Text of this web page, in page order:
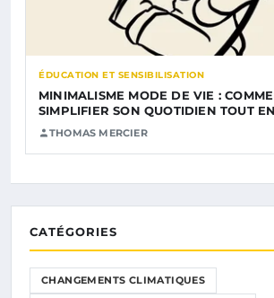
ÉDUCATION ET SENSIBILISATION
MINIMALISME MODE DE VIE :
SIMPLIFIER SON QUOTIDIEN TOUT
THOMAS MERCIER
CATÉGORIES
CHANGEMENTS CLIMATIQUES